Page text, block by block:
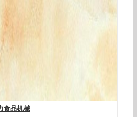
食品机械